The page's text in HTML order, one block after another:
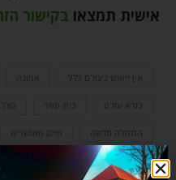
אישית תמצאובקישור הזה.
אין ייאוש בעולם כלל
בית ספר הצלחה
התחלה חדשה חיים מאושרים
מיפוי מכתב תודה לבורא עולם